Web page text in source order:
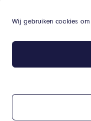
Wij gebruiken cookies